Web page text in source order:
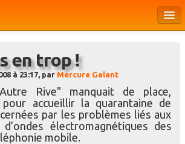
en trop !
à 23:17, par Mercure Galant
Rive" manquait de place,
accueillir la quarantaine de
par les problèmes liés aux
d’ondes électromagnétiques des
mobile.